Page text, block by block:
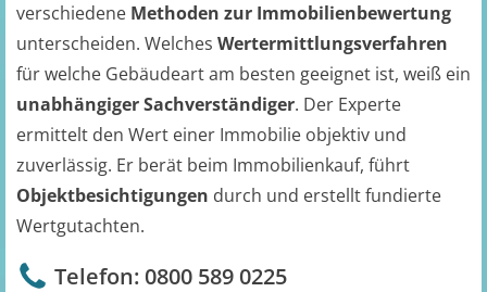
verschiedene Methoden zur Immobilienbewertung
unterscheiden. Welches Wertermittlungsverfahren
für welche Gebäudeart am besten geeignet ist, weiß ein
unabhängiger Sachverständiger. Der Experte
ermittelt den Wert einer Immobilie objektiv und
zuverlässig. Er berät beim Immobilienkauf, führt
Objektbesichtigungen durch und erstellt fundierte
Wertgutachten.
Telefon: 0800 589 0225